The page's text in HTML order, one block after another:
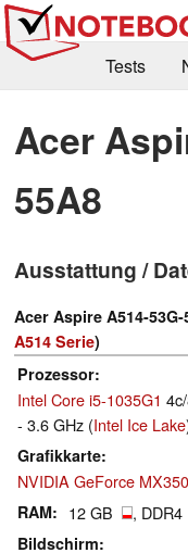
Tests
Kaufberatung
Forum
Acer
55A8
Ausstattung /
Acer Aspire A514-53G-
A514 Serie)
Prozessor
Intel Core i5-1035G1
- 3.6 GHz (Intel Ice Lake
Grafikkarte
NVIDIA GeForce MX350
RAM 12 GB , DDR4
Bildschirm